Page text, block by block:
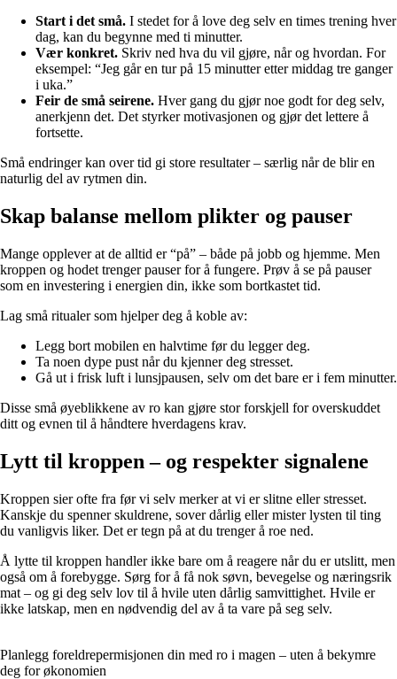
Start i det små. I stedet for å love deg selv en times trening hver
dag, kan du begynne med ti minutter.
Vær konkret. Skriv ned hva du vil gjøre, når og hvordan. For
eksempel: “Jeg går en tur på 15 minutter etter middag tre ganger
i uka.”
Feir de små seirene. Hver gang du gjør noe godt for deg selv,
anerkjenn det. Det styrker motivasjonen og gjør det lettere å
fortsette.
Små endringer kan over tid gi store resultater – særlig når de blir en
naturlig del av rytmen din.
Skap balanse mellom plikter og pauser
Mange opplever at de alltid er “på” – både på jobb og hjemme. Men
kroppen og hodet trenger pauser for å fungere. Prøv å se på pauser
som en investering i energien din, ikke som bortkastet tid.
Lag små ritualer som hjelper deg å koble av:
Legg bort mobilen en halvtime før du legger deg.
Ta noen dype pust når du kjenner deg stresset.
Gå ut i frisk luft i lunsjpausen, selv om det bare er i fem minutter.
Disse små øyeblikkene av ro kan gjøre stor forskjell for overskuddet
ditt og evnen til å håndtere hverdagens krav.
Lytt til kroppen – og respekter signalene
Kroppen sier ofte fra før vi selv merker at vi er slitne eller stresset.
Kanskje du spenner skuldrene, sover dårlig eller mister lysten til ting
du vanligvis liker. Det er tegn på at du trenger å roe ned.
Å lytte til kroppen handler ikke bare om å reagere når du er utslitt, men
også om å forebygge. Sørg for å få nok søvn, bevegelse og næringsrik
mat – og gi deg selv lov til å hvile uten dårlig samvittighet. Hvile er
ikke latskap, men en nødvendig del av å ta vare på seg selv.
Planlegg foreldrepermisjonen din med ro i magen – uten å bekymre
deg for økonomien